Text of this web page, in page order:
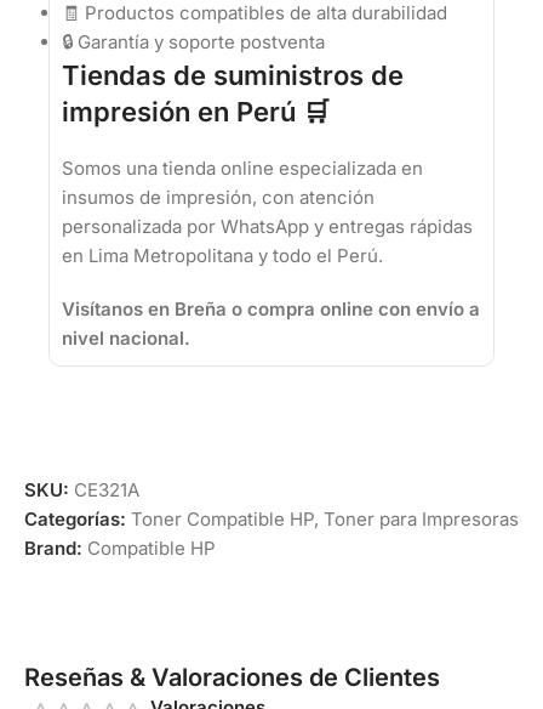
🧾 Productos compatibles de alta durabilidad
🔒 Garantía y soporte postventa
Tiendas de suministros de
impresión en Perú 🛒
Somos una tienda online especializada en
insumos de impresión, con atención
personalizada por WhatsApp y entregas rápidas
en Lima Metropolitana y todo el Perú.
Visítanos en Breña o compra online con envío a
nivel nacional.
SKU: CE321A
Categorías: Toner Compatible HP, Toner para Impresoras
Brand: Compatible HP
Reseñas & Valoraciones de Clientes